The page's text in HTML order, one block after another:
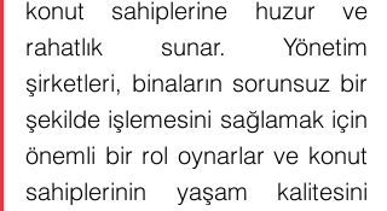
konut sahiplerine huzur ve
rahatlık sunar. Yönetim
şirketleri, binaların sorunsuz bir
şekilde işlemesini sağlamak için
önemli bir rol oynarlar ve konut
sahiplerinin yaşam kalitesini